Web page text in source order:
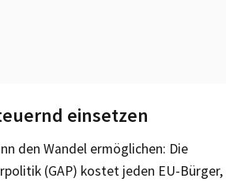
einsetzen
den Wandel ermöglichen: Die
(GAP) kostet jeden EU-Bürger,